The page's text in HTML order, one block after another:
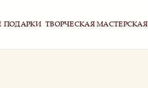
ПОДАРКИ ТВОРЧЕСКАЯ МАСТЕРСКАЯ